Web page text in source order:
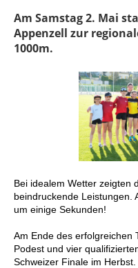
Am Samstag 2. Mai
Appenzell zur
1000m.
Bei idealem Wetter zeigten
beindruckende Leistungen.
um einige Sekunden!
Am Ende des erfolgreichen
Podest und vier
Schweizer Finale im Herbst.